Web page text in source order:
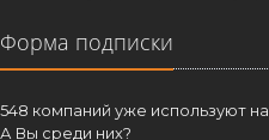
Форма подписки
548 компаний уже используют
А Вы среди них?